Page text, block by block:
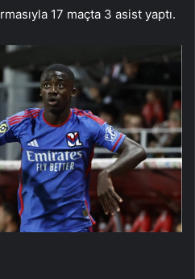
17 maçta 3 asist yaptı.